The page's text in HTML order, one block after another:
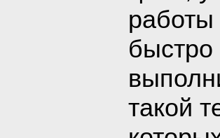
работы
такой